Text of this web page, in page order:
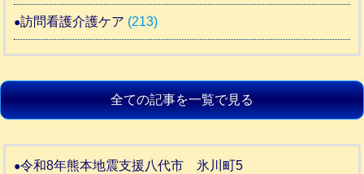
訪問看護介護ケア (213)
全ての記事を一覧で見る
令和8年熊本地震支援八代市 氷川町5